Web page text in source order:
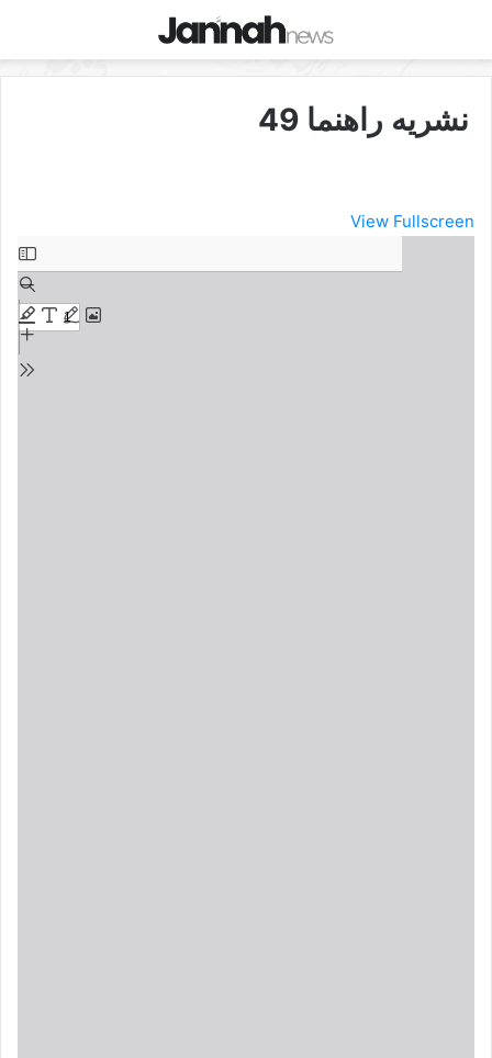
نشریه راهنما 49
View Fullscreen